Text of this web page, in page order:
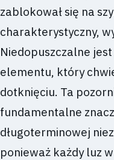
zablokował się na
charakterystyczny,
Niedopuszczalne
elementu, który
dotknięciu. Ta
fundamentalne
długoterminowej
ponieważ każdy luz